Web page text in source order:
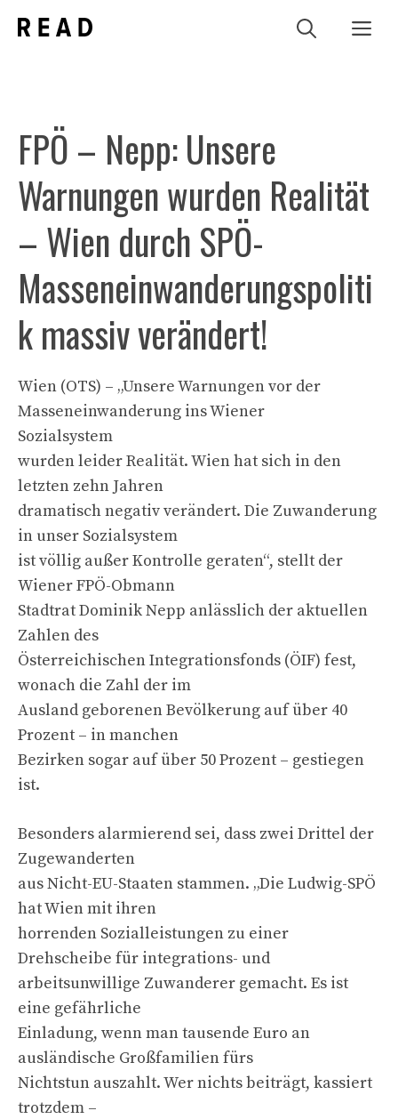
Inhalt
FPÖ – Nepp: Unsere
Warnungen wurden Realität
– Wien durch SPÖ-
Masseneinwanderungspoliti
k massiv verändert!
Wien (OTS) – „Unsere Warnungen vor der
Masseneinwanderung ins Wiener
Sozialsystem
wurden leider Realität. Wien hat sich in den
letzten zehn Jahren
dramatisch negativ verändert. Die Zuwanderung
in unser Sozialsystem
ist völlig außer Kontrolle geraten“, stellt der
Wiener FPÖ-Obmann
Stadtrat Dominik Nepp anlässlich der aktuellen
Zahlen des
Österreichischen Integrationsfonds (ÖIF) fest,
wonach die Zahl der im
Ausland geborenen Bevölkerung auf über 40
Prozent – in manchen
Bezirken sogar auf über 50 Prozent – gestiegen
ist.
Besonders alarmierend sei, dass zwei Drittel der
Zugewanderten
aus Nicht-EU-Staaten stammen. „Die Ludwig-SPÖ
hat Wien mit ihren
horrenden Sozialleistungen zu einer
Drehscheibe für integrations- und
arbeitsunwillige Zuwanderer gemacht. Es ist
eine gefährliche
Einladung, wenn man tausende Euro an
ausländische Großfamilien fürs
Nichtstun auszahlt. Wer nichts beiträgt, kassiert
trotzdem –